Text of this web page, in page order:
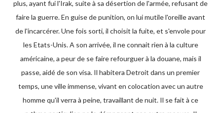
plus, ayant fui l'Irak, suite à sa désertion de l'armée, refusant de
faire la guerre. En guise de punition, on lui mutile l'oreille avant
de l'incarcérer. Une fois sorti, il choisit la fuite, et s'envole pour
les Etats-Unis. A son arrivée, il ne connait rien à la culture
américaine, a peur de se faire refourguer à la douane, mais il
passe, aidé de son visa. Il habitera Detroit dans un premier
temps, une ville immense, vivant en colocation avec un autre
homme qu'il verra à peine, travaillant de nuit. Il se fait à ce